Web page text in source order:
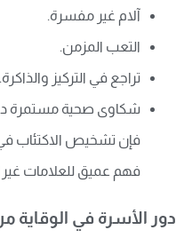
آلام غير مفسرة.
التعب المزمن.
تراجع في التركيز والذاكرة.
شكاوى صحية مستمرة
فإن تشخيص الاكتئاب في
فهم عميق للعلامات غير
دور الأسرة في الوقاية